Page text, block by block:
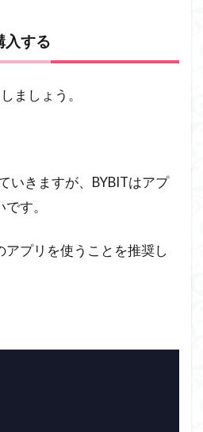
入する
ましょう。
いきますが、BYBITはアプ
す。
アプリを使うことを推奨し